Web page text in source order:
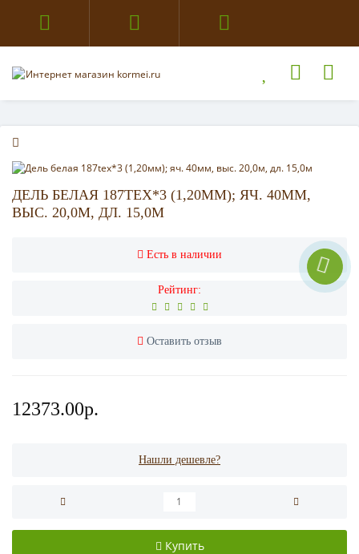
ДЕЛЬ БЕЛАЯ 187TEX*3 (1,20ММ); ЯЧ. 40ММ,
ВЫС. 20,0М, ДЛ. 15,0М
Есть в наличии
Рейтинг:
Оставить отзыв
12373.00р.
Нашли дешевле?
Купить